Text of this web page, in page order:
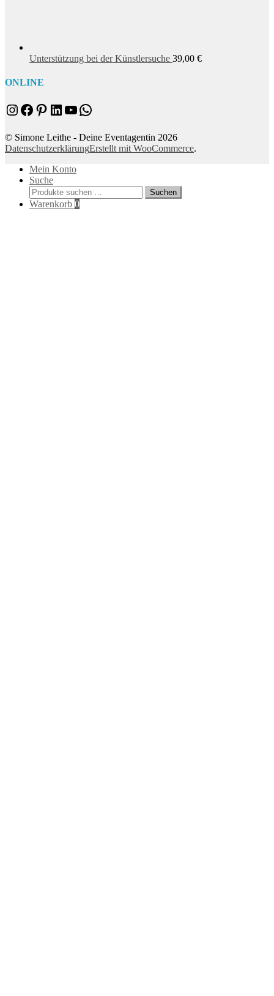
Unterstützung bei der Künstlersuche 39,00 €
ONLINE
Instagram
Facebook
Pinterest
LinkedIn
YouTube
WhatsApp
© Simone Leithe - Deine Eventagentin 2026
DatenschutzerklärungErstellt mit WooCommerce.
Mein Konto
Suche
Suchen
nach:
Suchen
Warenkorb 0